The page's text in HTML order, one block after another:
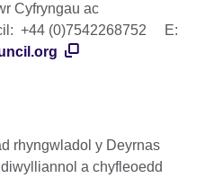
Cyfryngau ac
+44 (0)7542268752 E:
rhyngwladol y Deyrnas
a chyfleoedd